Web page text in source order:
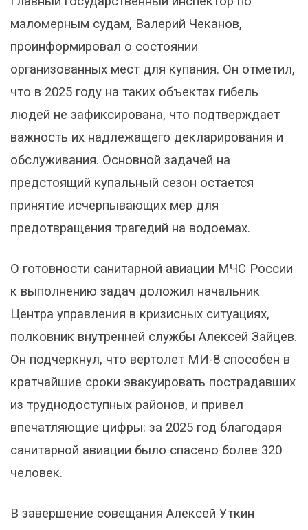
маломерным судам, Валерий Чеканов,
проинформировал о состоянии
организованных мест для купания. Он отметил,
что в 2025 году на таких объектах гибель
людей не зафиксирована, что подтверждает
важность их надлежащего декларирования и
обслуживания. Основной задачей на
предстоящий купальный сезон остается
принятие исчерпывающих мер для
предотвращения трагедий на водоемах.
О готовности санитарной авиации МЧС России
к выполнению задач доложил начальник
Центра управления в кризисных ситуациях,
полковник внутренней службы Алексей Зайцев.
Он подчеркнул, что вертолет МИ-8 способен в
кратчайшие сроки эвакуировать пострадавших
из труднодоступных районов, и привел
впечатляющие цифры: за 2025 год благодаря
санитарной авиации было спасено более 320
человек.
В завершение совещания Алексей Уткин